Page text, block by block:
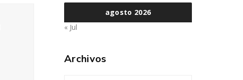
agosto 2026
« Jul
Archivos